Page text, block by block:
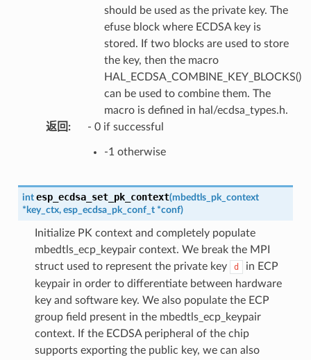
should be used as the private key. The
efuse block where ECDSA key is
stored. If two blocks are used to store
the key, then the macro
HAL_ECDSA_COMBINE_KEY_BLOCKS()
can be used to combine them. The
macro is defined in hal/ecdsa_types.h.
返回 : - 0 if successful
-1 otherwise
int esp_ecdsa_set_pk_context(mbedtls_pk_context
* key_ctx, esp_ecdsa_pk_conf_t *conf)
Initialize PK context and completely populate
mbedtls_ecp_keypair context. We break the MPI
struct used to represent the private key
d
in ECP
keypair in order to differentiate between hardware
key and software key. We also populate the ECP
group field present in the mbedtls_ecp_keypair
context. If the ECDSA peripheral of the chip
supports exporting the public key, we can also